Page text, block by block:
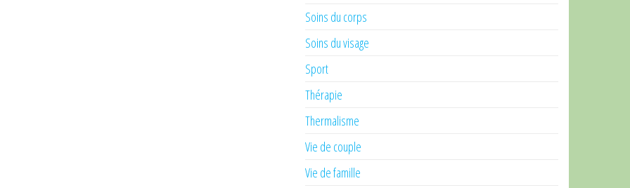
Soins du corps
Soins du visage
Sport
Thérapie
Thermalisme
Vie de couple
Vie de famille